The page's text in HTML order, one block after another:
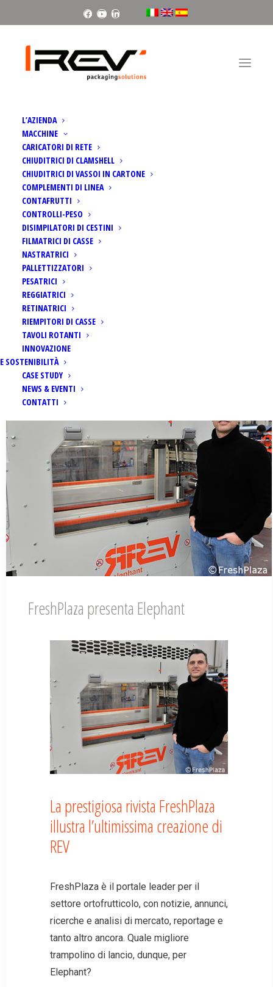
Facebook
YoutubeLinkedin
L’AZIENDA
MACCHINE
CARICATORI DI RETE
CHIUDITRICI DI CLAMSHELL
CHIUDITRICI DI VASSOI IN CARTONE
COMPLEMENTI DI LINEA
CONTAFRUTTI
CONTROLLI-PESO
DISIMPILATORI DI CESTINI
FILMATRICI DI CASSE
NASTRATRICI
PALLETTIZZATORI
PESATRICI
REGGIATRICI
RETINATRICI
RIEMPITORI DI CASSE
TAVOLI ROTANTI
INNOVAZIONE
E SOSTENIBILITÀ
CASE STUDY
NEWS & EVENTI
CONTATTI
Francesca Fiumana
FreshPlaza presenta Elephant
La prestigiosa rivista FreshPlaza
illustra l’ultimissima creazione di
REV
FreshPlaza è il portale leader per il
settore ortofrutticolo, con notizie, annunci,
ricerche e analisi di mercato, reportage e
tanto altro ancora. Quale migliore
trampolino di lancio, dunque, per
Elephant?